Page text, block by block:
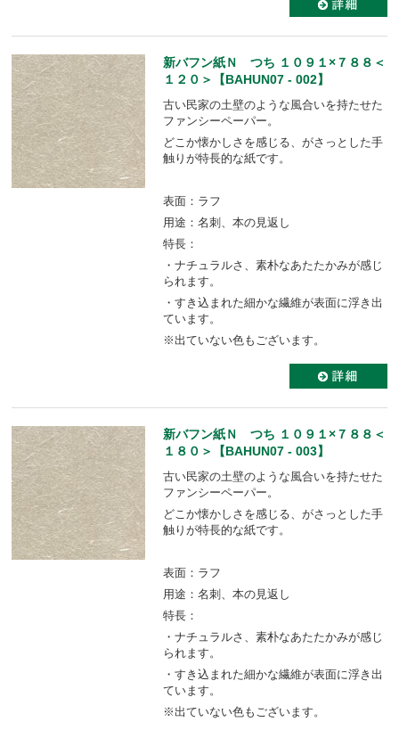
新バフン紙Ｎ つち １０９１×７８８＜
１２０＞【BAHUN07 - 002】
古い民家の土壁のような風合いを持たせた
ファンシーペーパー。
どこか懐かしさを感じる、がさっとした手
触りが特長的な紙です。
表面：ラフ
用途：名刺、本の見返し
特長：
・ナチュラルさ、素朴なあたたかみが感じ
られます。
・すき込まれた細かな繊維が表面に浮き出
ています。
※出ていない色もございます。
新バフン紙Ｎ つち １０９１×７８８＜
１８０＞【BAHUN07 - 003】
古い民家の土壁のような風合いを持たせた
ファンシーペーパー。
どこか懐かしさを感じる、がさっとした手
触りが特長的な紙です。
表面：ラフ
用途：名刺、本の見返し
特長：
・ナチュラルさ、素朴なあたたかみが感じ
られます。
・すき込まれた細かな繊維が表面に浮き出
ています。
※出ていない色もございます。